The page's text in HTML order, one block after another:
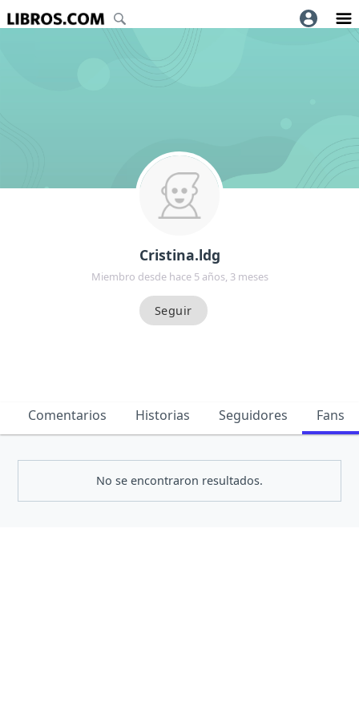
Cristina.ldg
Miembro desde hace 5 años, 3 meses
Comentarios Historias Seguidores Fans
No se encontraron resultados.